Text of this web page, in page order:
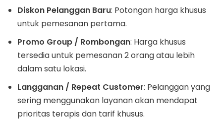
Diskon Pelanggan Baru: Potongan harga khusus
untuk pemesanan pertama.
Promo Group / Rombongan: Harga khusus
tersedia untuk pemesanan 2 orang atau lebih
dalam satu lokasi.
Langganan / Repeat Customer: Pelanggan yang
sering menggunakan layanan akan mendapat
prioritas terapis dan tarif khusus.